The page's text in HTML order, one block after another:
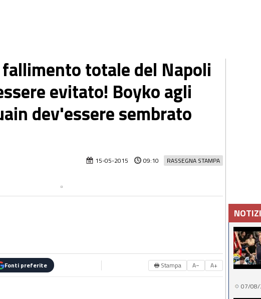
totale del Napoli
evitato! Boyko agli
dev'essere sembrato
RASSEGNA STAMPA
15-05-2015 09:10
Fonti preferite 🖶 Stampa A− A+
07/08/